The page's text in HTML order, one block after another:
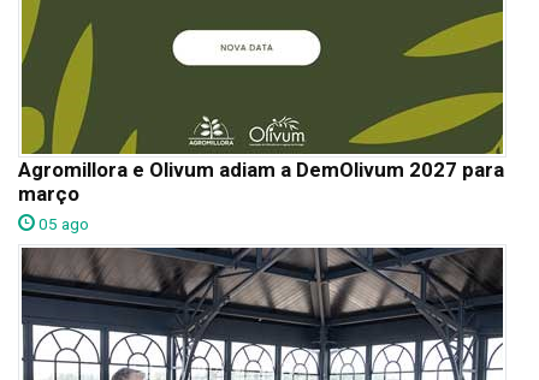
Agromillora e Olivum adiam a DemOlivum 2027 para
março
05 ago